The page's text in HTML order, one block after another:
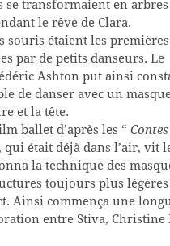
se transformaient en arbres
le rêve de Clara.
souris étaient les
par de petits danseurs. Le
Ashton put ainsi
de danser avec un
et la tête.
ballet d’après les “
qui était déjà dans l’air, vit
la technique des
toujours plus
Ainsi commença une
entre Stiva, Christine